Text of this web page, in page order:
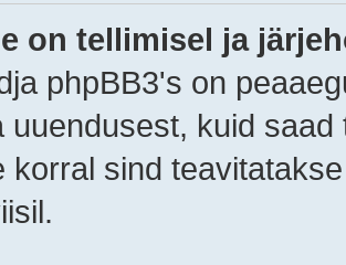
on tellimisel ja
phpBB3's on
uuendusest, kuid
korral sind